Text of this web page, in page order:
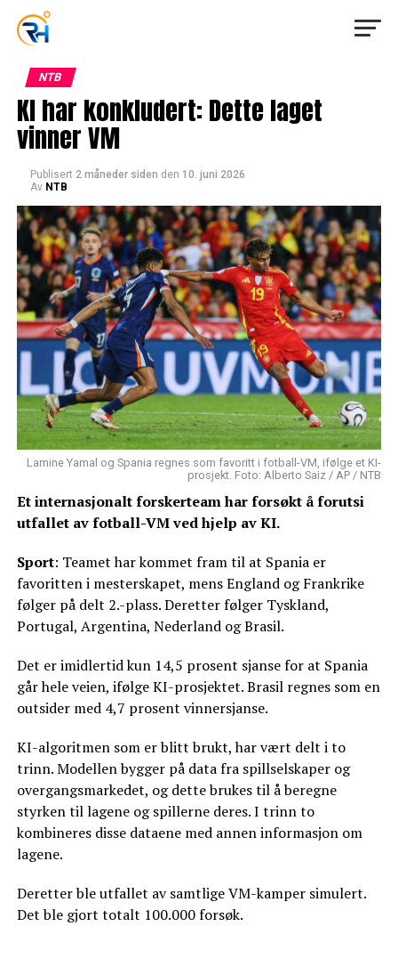
NTB
KI har konkludert: Dette laget
vinner VM
Publisert 2 måneder siden den 10. juni 2026
Av NTB
Lamine Yamal og Spania regnes som favoritt i fotball-VM, ifølge et KI-
prosjekt. Foto: Alberto Saiz / AP / NTB
Et internasjonalt forskerteam har forsøkt å forutsi
utfallet av fotball-VM ved hjelp av KI.
Sport: Teamet har kommet fram til at Spania er
favoritten i mesterskapet, mens England og Frankrike
følger på delt 2.-plass. Deretter følger Tyskland,
Portugal, Argentina, Nederland og Brasil.
Det er imidlertid kun 14,5 prosent sjanse for at Spania
går hele veien, ifølge KI-prosjektet. Brasil regnes som en
outsider med 4,7 prosent vinnersjanse.
KI-algoritmen som er blitt brukt, har vært delt i to
trinn. Modellen bygger på data fra spillselskaper og
overgangsmarkedet, og dette brukes til å beregne
styrken til lagene og spillerne deres. I trinn to
kombineres disse dataene med annen informasjon om
lagene.
Deretter ble utfallet av samtlige VM-kamper simulert.
Det ble gjort totalt 100.000 forsøk.